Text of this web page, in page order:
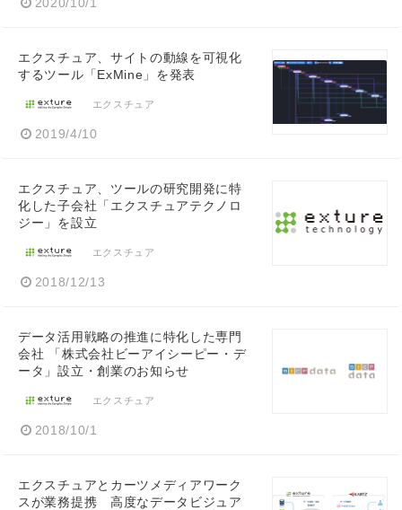
エクスチュア、サイトの動線を可視化
するツール「ExMine」を発表
エクスチュア
2019/4/10
エクスチュア、ツールの研究開発に特
化した子会社「エクスチュアテクノロ
ジー」を設立
エクスチュア
2018/12/13
データ活用戦略の推進に特化した専門
会社 「株式会社ビーアイシーピー・デ
ータ」設立・創業のお知らせ
エクスチュア
2018/10/1
エクスチュアとカーツメディアワーク
スが業務提携 高度なデータビジュア